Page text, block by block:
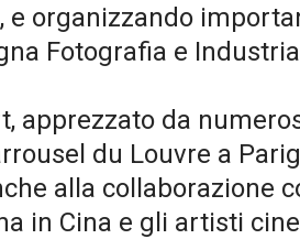
e organizzando
Fotografia e
apprezzato da
du Louvre a
alla collaborazione
in Cina e gli artisti